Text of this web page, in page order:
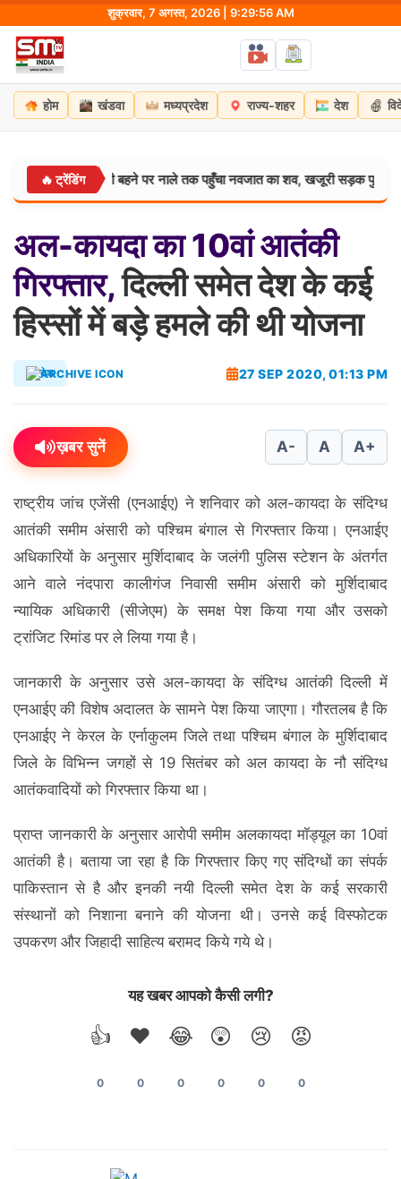
content
शुक्रवार, 7 अगस्त, 2026 | 9:29:57 AM
होम खंडवा मध्यप्रदेश राज्य-शहर देश
🔥 ट्रेंडिंग
से मिट्टी बहने पर नाले तक पहुँचा नवजात का शव, खजूरी सड़क पुलिस ने किया
अल-कायदाका 10वांआतंकी
गिरफ्तार,दिल्ली समेत देश के कई
हिस्सों में बड़े हमले की थी योजना
देश 27 SEP 2020, 01:13 PM
ख़बर सुनें A- A A+
राष्ट्रीय जांच एजेंसी (एनआईए) ने शनिवार को अल-कायदा के संदिग्ध
आतंकी समीम अंसारी को पश्चिम बंगाल से गिरफ्तार किया। एनआईए
अधिकारियों के अनुसार मुर्शिदाबाद के जलंगी पुलिस स्टेशन के अंतर्गत
आने वाले नंदपारा कालीगंज निवासी समीम अंसारी को मुर्शिदाबाद
न्यायिक अधिकारी (सीजेएम) के समक्ष पेश किया गया और उसको
ट्रांजिट रिमांड पर ले लिया गया है।
जानकारी के अनुसार उसे अल-कायदा के संदिग्ध आतंकी दिल्ली में
एनआईए की विशेष अदालत के सामने पेश किया जाएगा। गौरतलब है कि
एनआईए ने केरल के एर्नाकुलम जिले तथा पश्चिम बंगाल के मुर्शिदाबाद
जिले के विभिन्न जगहों से 19 सितंबर को अल कायदा के नौ संदिग्ध
आतंकवादियों को गिरफ्तार किया था।
प्राप्त जानकारी के अनुसार आरोपी समीम अलकायदा मॉड्यूल का 10वां
आतंकी है। बताया जा रहा है कि गिरफ्तार किए गए संदिग्धों का संपर्क
पाकिस्तान से है और इनकी नयी दिल्ली समेत देश के कई सरकारी
संस्थानों को निशाना बनाने की योजना थी। उनसे कई विस्फोटक
उपकरण और जिहादी साहित्य बरामद किये गये थे।
यह खबर आपको कैसी लगी?
👍
0
❤️
0
😂
0
😲
0
😢
0
😡
0